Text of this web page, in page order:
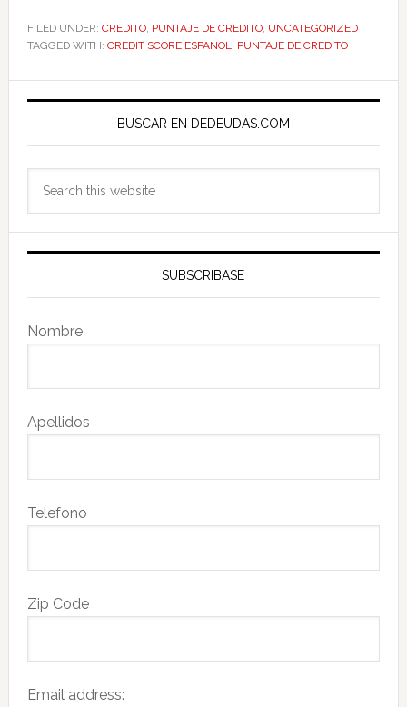
FILED UNDER: CREDITO, PUNTAJE DE CREDITO, UNCATEGORIZED
TAGGED WITH: CREDIT SCORE ESPANOL, PUNTAJE DE CREDITO
Primary
BUSCAR EN DEDEUDAS.COM
SUBSCRIBASE
Nombre
Apellidos
Telefono
Zip Code
Email address: